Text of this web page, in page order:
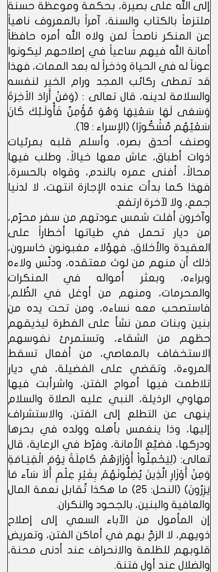
إلى الله على بصيرة، بحكمة وموعظة حسنة
ملتزماً بالكتاب والسنة، آمراً بالمعروف ناهياً
عن المنكر ناصحاً لمن ولاه الله أمره حافظاً
أمانة الله فيهم ساعياً في إصلاحهم ليكونوا
عوناً له في الحياة وذخراً له بعد الممات، فهذا
قد تمطى ركائب المجد ورام الخير لنفسه
والسلامة لدينه، قال تعالى : (وَمَنْ أَرَادَ الاْخِرَةَ
وَسَعَى لَهَا سَعْيَهَا وَهُوَ مُؤْمِنٌ فَأُولَـئِكَ كَانَ
سَعْيُهُم مَّشْكُورًا) (الإسراء : 19).
وصنف أحدق بصره، وأسلم قلبه بمرئيات
ذوات أطباق، عاش معها خيالاً، وطلب فيها
محالاً، أفنى عمره بالندم، وقواه بالحسرة،
فهذا كما بدأت عنده الإجازة انتهت، لا لدنيا
جمع، ولا لآخرة ارتفع.
وآخرون أفلت شمس عودتهم من سفر محرّم،
من ديار تحمل في طياتها أخطاراً على
العقيدة والأخلاق، فهؤلاء مغبونون خاسرون،
ذلك أن منهم من لوث معتقده، ودنّس ولاءه
وبراءه، وبعثر أمواله في المنكرات
والمحرمات، ومنهم من أوغل في الظُلم،
فاستصحب معه نساءه، ومن تحت يده من
بنين وبنات ممن نشأ على الفطرة ليذيقهم
حظهم من الشقاء، وتستمرئ نفوسهم
الاستخفاف بالمعاصي، من أفعال تسقط
المروءة، وتقضي على الفضيلة، في ديار
تلاطمت فيها أمواج الفتن، واشرأبت فيها
مهاوي الرذيلة، النبي عليه الصلاة والسلام
ينهى عن التطلع إلى الفتن، والاستشراف
إليها، وذا ينغمس بأهله وولده في بحرها
ودركها، فضيّع الأمانة، وفرّط في الرعاية، قال
تعالى: (لِيَحْمِلُواْ أَوْزَارَهُمْ كَامِلَةً يَوْمَ الْقِيَـامَةِ
وَمِنْ أَوْزَارِ الَّذِينَ يُضِلُّونَهُمْ بِغَيْرِ عِلْمٍ أَلاَ سَآء مَا
يَزِرُونَ) (النحل: 25) ما هكذا تُقابل نعمة المال
والعافية والبنين، بالجحود والنكران.
إن المأمول من الآباء السعي إلى إصلاح
ذويهم، لا الزجّ بهم في أماكن الفتن، وتعريض
قلوبهم للظلمة والانحراف عند أدنى محنة،
والضلال عند أول فتنة.